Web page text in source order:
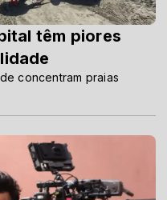
têm piores
concentram praias